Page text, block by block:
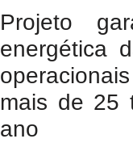
Projeto
energética
mais de 25
ano